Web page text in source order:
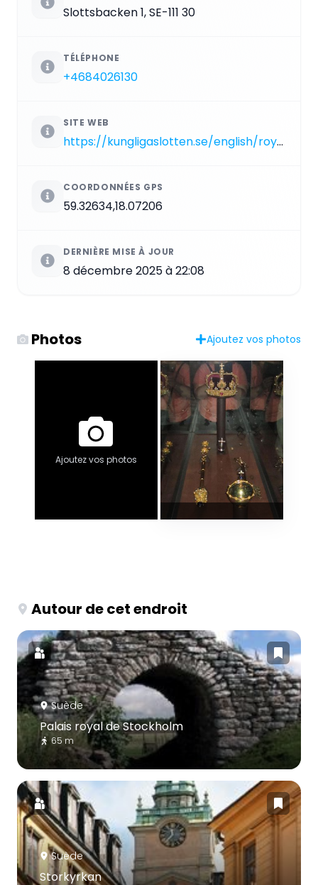
Slottsbacken 1, SE-111 30
TÉLÉPHONE
+4684026130
SITE WEB
https://kungligaslotten.se/english/royal-palaces-and-sites/the-royal-palace/the-treasury.html
COORDONNÉES GPS
59.32634,18.07206
DERNIÈRE MISE À JOUR
8 décembre 2025 à 22:08
Photos Ajoutez vos photos
Ajoutez vos photos
Autour de cet endroit
Suède
Palais royal de Stockholm
65 m
Suède
Storkyrkan